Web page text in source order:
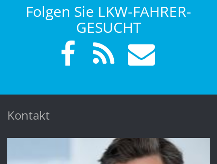
Folgen Sie LKW-FAHRER-
GESUCHT
Kontakt